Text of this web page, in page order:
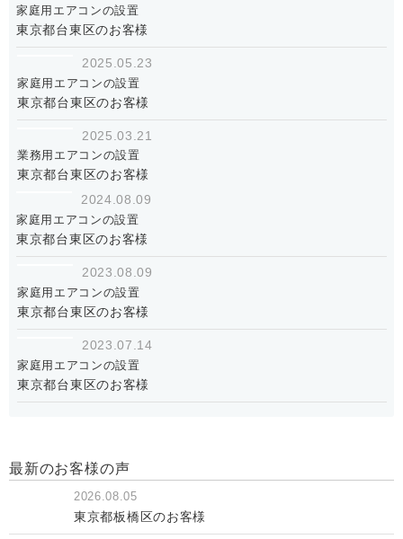
家庭用エアコンの設置
東京都台東区のお客様
2025.05.23
家庭用エアコンの設置
東京都台東区のお客様
2025.03.21
業務用エアコンの設置
東京都台東区のお客様
2024.08.09
家庭用エアコンの設置
東京都台東区のお客様
2023.08.09
家庭用エアコンの設置
東京都台東区のお客様
2023.07.14
家庭用エアコンの設置
東京都台東区のお客様
最新のお客様の声
2026.08.05
東京都板橋区のお客様